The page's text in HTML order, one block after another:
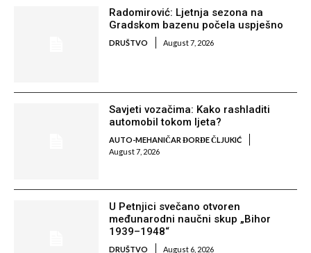
Radomirović: Ljetnja sezona na
Gradskom bazenu počela uspješno
DRUŠTVO August 7, 2026
Savjeti vozačima: Kako rashladiti
automobil tokom ljeta?
AUTO-MEHANIČAR ĐORĐE ČLJUKIĆ
August 7, 2026
U Petnjici svečano otvoren
međunarodni naučni skup „Bihor
1939–1948“
DRUŠTVO August 6, 2026